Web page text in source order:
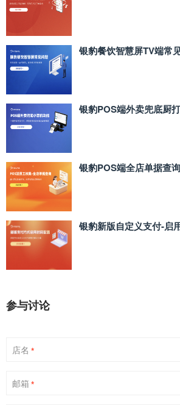
银豹餐饮智慧屏TV端常
银豹POS端外卖兜底厨
银豹POS端全店单据查询
银豹新版自定义支付‑启
参与讨论
店名 *
邮箱 *